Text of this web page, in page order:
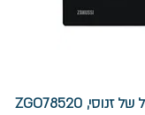
כיריים גז 75 ס"מ מזכוכית עם 5 אזורי בישול של זנוסי, ZGO78520